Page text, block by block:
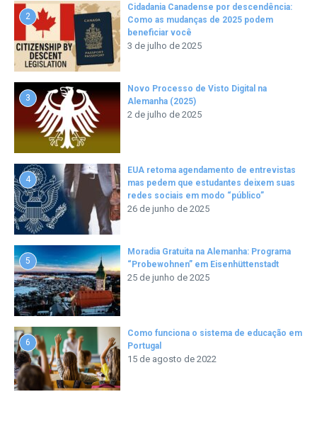
2
Cidadania Canadense por descendência:
Como as mudanças de 2025 podem
beneficiar você
3 de julho de 2025
3
Novo Processo de Visto Digital na
Alemanha (2025)
2 de julho de 2025
4
EUA retoma agendamento de entrevistas
mas pedem que estudantes deixem suas
redes sociais em modo “público”
26 de junho de 2025
5
Moradia Gratuita na Alemanha: Programa
“Probewohnen” em Eisenhüttenstadt
25 de junho de 2025
6
Como funciona o sistema de educação em
Portugal
15 de agosto de 2022